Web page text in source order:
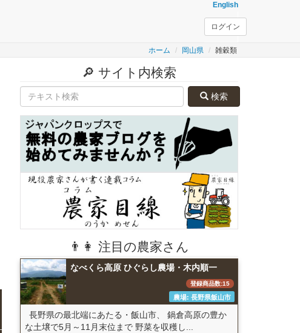
English
ログイン
ホーム 岡山県 雑穀類
🔎 サイト内検索
検索
👨👩 注目の農家さん
なべくら高原 ひぐらし農場・木内順一
登録商品数:15
農場: 長野県飯山市
長野県の最北端にあたる・飯山市、 鍋倉高原の豊か
な土壌で5月～11月末位まで 野菜を収穫し...